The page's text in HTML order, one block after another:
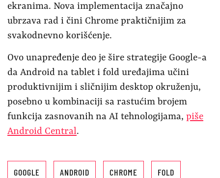
ekranima. Nova implementacija značajno
ubrzava rad i čini Chrome praktičnijim za
svakodnevno korišćenje.
Ovo unapređenje deo je šire strategije Google-a
da Android na tablet i fold uređajima učini
produktivnijim i sličnijim desktop okruženju,
posebno u kombinaciji sa rastućim brojem
funkcija zasnovanih na AI tehnologijama, piše
Android Central.
GOOGLE ANDROID CHROME FOLD